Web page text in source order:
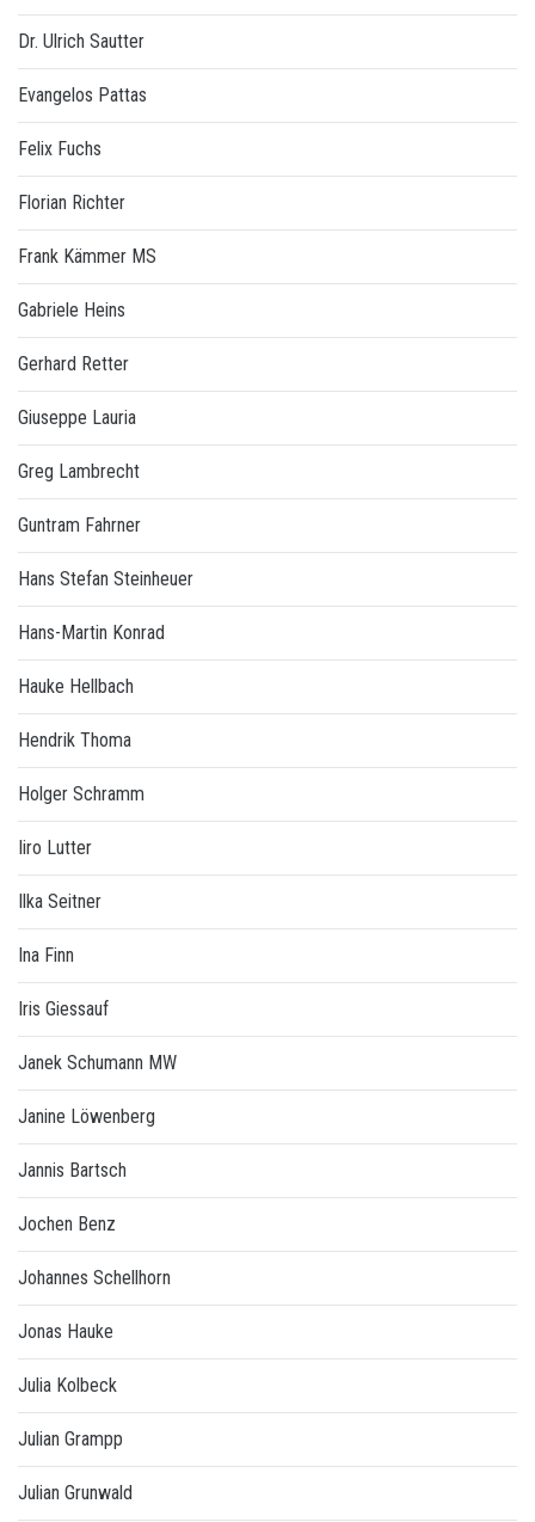
Dr. Ulrich Sautter
Evangelos Pattas
Felix Fuchs
Florian Richter
Frank Kämmer MS
Gabriele Heins
Gerhard Retter
Giuseppe Lauria
Greg Lambrecht
Guntram Fahrner
Hans Stefan Steinheuer
Hans-Martin Konrad
Hauke Hellbach
Hendrik Thoma
Holger Schramm
Iiro Lutter
Ilka Seitner
Ina Finn
Iris Giessauf
Janek Schumann MW
Janine Löwenberg
Jannis Bartsch
Jochen Benz
Johannes Schellhorn
Jonas Hauke
Julia Kolbeck
Julian Grampp
Julian Grunwald